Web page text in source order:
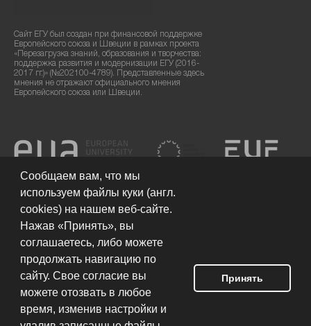
Сайт ЕГУ был создан при финансовой поддержке
Европейского союза и Швеции в рамках проекта
«Перезагрузка знаний, образования и творчества:
поддержка развития и модернизации ЕГУ (2016-
2017 гг.)» (№202100-4789). Представленные здесь
мнения не отражают официального мнения
Европейского союза или Швеции.
Условия использования сайта © 2026 Европейский гуманитарный
Сообщаем вам, что мы
используем файлы куки (англ.
cookies) на нашем веб-сайте.
Нажав «Принять», вы
соглашаетесь, либо можете
продолжать навигацию по
сайту. Свое согласие вы
можете отозвать в любое
время, изменив настройки и
Принять